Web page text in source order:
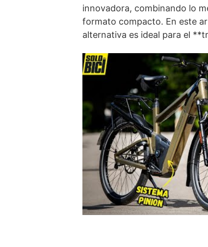
innovadora, combinando lo
formato compacto. En este
alternativa es ideal para el